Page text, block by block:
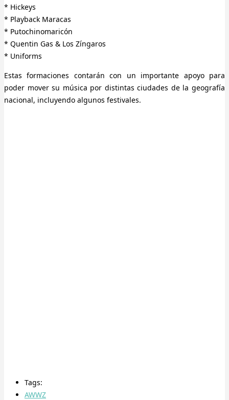
* Hickeys
* Playback Maracas
* Putochinomaricón
* Quentin Gas & Los Zíngaros
* Uniforms
Estas formaciones contarán con un importante apoyo para
poder mover su música por distintas ciudades de la geografía
nacional, incluyendo algunos festivales.
Tags:
AWWZ